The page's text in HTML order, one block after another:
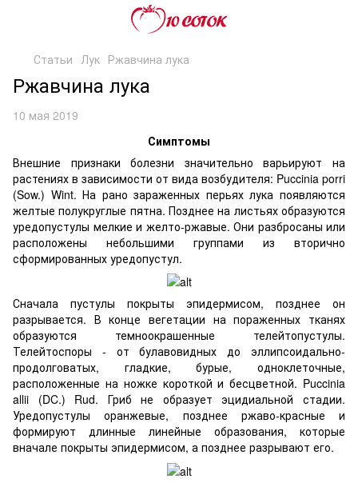
Статьи Лук Ржавчина лука
Ржавчина лука
10 мая 2019
Симптомы
Внешние признаки болезни значительно варьируют на
растениях в зависимости от вида возбудителя: Puccinia porri
(Sow.) Wint. На рано зараженных перьях лука появляются
желтые полукруглые пятна. Позднее на листьях образуются
уредопустулы мелкие и желто-ржавые. Они разбросаны или
расположены небольшими группами из вторично
сформированных уредопустул.
Сначала пустулы покрыты эпидермисом, позднее он
разрывается. В конце вегетации на пораженных тканях
образуются темноокрашенные телейтопустулы.
Телейтоспоры - от булавовидных до эллипсоидально-
продолговатых, гладкие, бурые, одноклеточные,
расположенные на ножке короткой и бесцветной. Puccinia
allii (DC.) Rud. Гриб не образует эцидиальной стадии.
Уредопустулы оранжевые, позднее ржаво-красные и
формируют длинные линейные образования, которые
вначале покрыты эпидермисом, а позднее разрывают его.